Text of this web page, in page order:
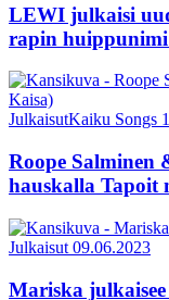
LEWI julkaisi
rapin
JulkaisutKaiku Songs
Roope Salminen
hauskalla Tapoit
Julkaisut 09.06.2023
Mariska